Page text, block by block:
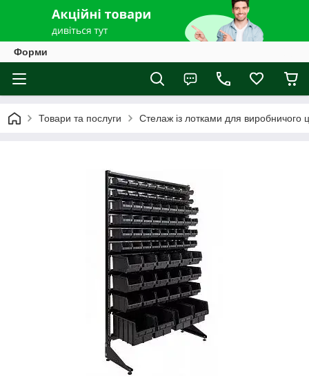
Форми
Товари та послуги Стелаж із лотками для виробничого